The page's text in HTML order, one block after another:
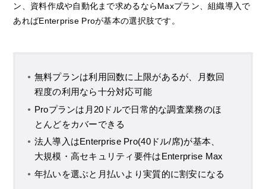
ン、資料作成や自動化まで求めるならMaxプラン、組織導入で
あればEnterprise Proが基本の選択肢です。
無料プランは利用回数に上限があるが、月数回
程度の利用なら十分対応可能
Proプランは月20ドルで日常的な調査業務のほ
とんどをカバーできる
法人導入はEnterprise Pro(40ドル/席)が基本、
大規模・高セキュリティ要件はEnterprise Max
年払いを選ぶと月払いより実質的に割安になる